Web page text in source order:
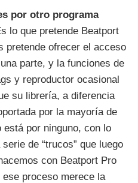
por otro programa
lo que pretende Beatport
pretende ofrecer el acceso
parte, y la funciones de
y reproductor ocasional
su librería, a diferencia
por la mayoría de
está por ninguno, con lo
de “trucos” que luego
con Beatport Pro
proceso merece la